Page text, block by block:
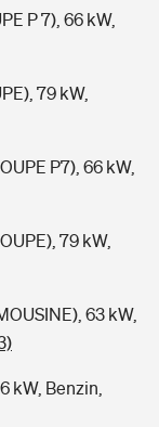
P 7), 66 kW,
79 kW,
P7), 66 kW,
79 kW,
63 kW,
kW, Benzin,